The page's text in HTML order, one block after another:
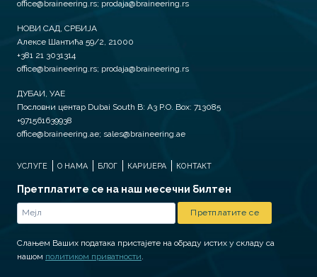
office@braineering.rs; prodaja@braineering.rs
НОВИ САД, СРБИЈА
Алексе Шантића 59/2, 21000
+381 21 3031314
office@braineering.rs; prodaja@braineering.rs
ДУБАИ, УАЕ
Пословни центар Dubai South B: A3 P.O. Box: 713085
+971561639938
office@braineering.ae; sales@braineering.ae
УСЛУГЕ О НАМА БЛОГ КАРИЈЕРА КОНТАКТ
Претплатите се на наш месечни билтен
Слањем Ваших података пристајете на обраду истих у складу са
нашом политиком приватности.